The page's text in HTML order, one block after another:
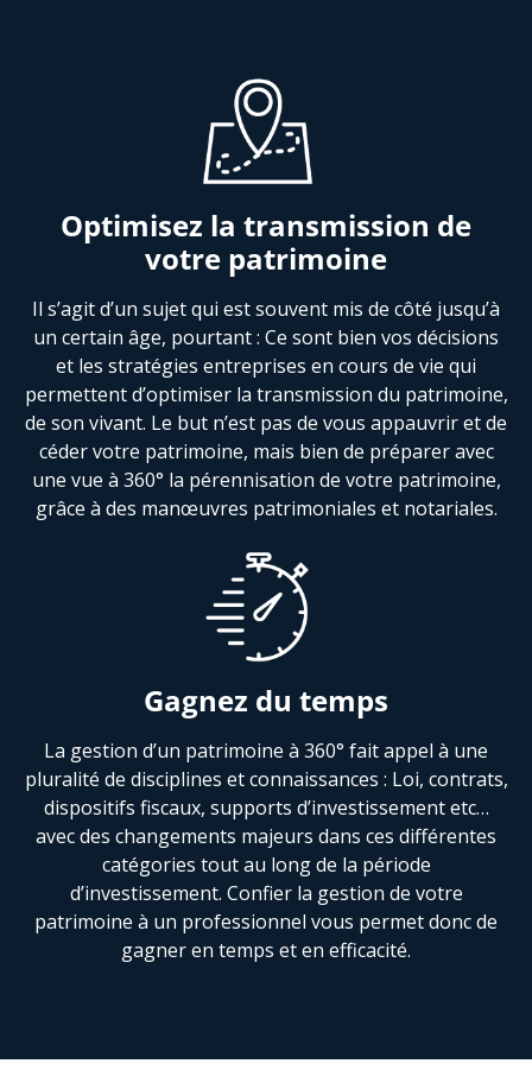
Optimisez la transmission de
votre patrimoine
Il s’agit d’un sujet qui est souvent mis de côté jusqu’à
un certain âge, pourtant : Ce sont bien vos décisions
et les stratégies entreprises en cours de vie qui
permettent d’optimiser la transmission du patrimoine,
de son vivant. Le but n’est pas de vous appauvrir et de
céder votre patrimoine, mais bien de préparer avec
une vue à 360° la pérennisation de votre patrimoine,
grâce à des manœuvres patrimoniales et notariales.
Gagnez du temps
La gestion d’un patrimoine à 360° fait appel à une
pluralité de disciplines et connaissances : Loi, contrats,
dispositifs fiscaux, supports d’investissement etc…
avec des changements majeurs dans ces différentes
catégories tout au long de la période
d’investissement. Confier la gestion de votre
patrimoine à un professionnel vous permet donc de
gagner en temps et en efficacité.